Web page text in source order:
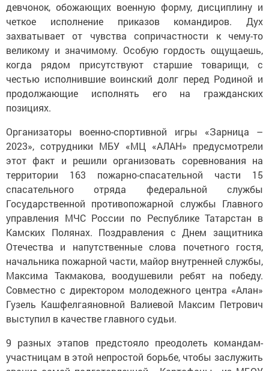
девчонок, обожающих военную форму, дисциплину и
четкое исполнение приказов командиров. Дух
захватывает от чувства сопричастности к чему-то
великому и значимому. Особую гордость ощущаешь,
когда рядом присутствуют старшие товарищи, с
честью исполнившие воинский долг перед Родиной и
продолжающие исполнять его на гражданских
позициях.
Организаторы военно-спортивной игры «Зарница –
2023», сотрудники МБУ «МЦ «АЛАН» предусмотрели
этот факт и решили организовать соревнования на
территории 163 пожарно-спасательной части 15
спасательного отряда федеральной службы
Государственной противопожарной службы Главного
управления МЧС России по Республике Татарстан в
Камских Полянах. Поздравления с Днем защитника
Отечества и напутственные слова почетного гостя,
начальника пожарной части, майор внутренней службы,
Максима Такмакова, воодушевили ребят на победу.
Совместно с директором молодежного центра «Алан»
Гузель Кашфелгаяновной Валиевой Максим Петрович
выступил в качестве главного судьи.
9 разных этапов предстояло преодолеть командам-
участницам в этой непростой борьбе, чтобы заслужить